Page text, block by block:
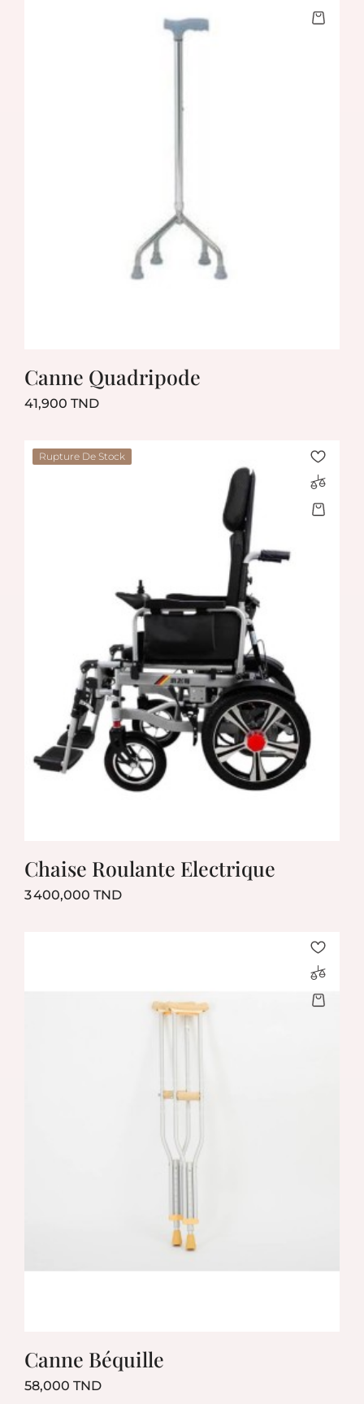
Canne Quadripode
41,900 TNDPrix
Rupture De Stock
Chaise Roulante Electrique
3 400,000 TNDPrix
Canne Béquille
58,000 TNDPrix